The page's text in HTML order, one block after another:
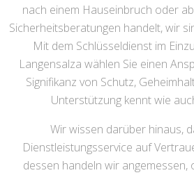
nach einem Hauseinbruch oder
Sicherheitsberatungen handelt, wir
Mit dem Schlüsseldienst im
Langensalza wählen Sie einen
Signifikanz von Schutz,
Unterstützung kennt wie
Wir wissen darüber hinaus,
Dienstleistungsservice auf
dessen handeln wir